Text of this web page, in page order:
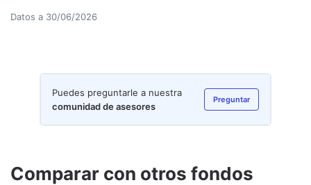
Datos a 30/06/2026
Puedes preguntarle a nuestra
comunidad de asesores
Preguntar
Comparar con otros fondos